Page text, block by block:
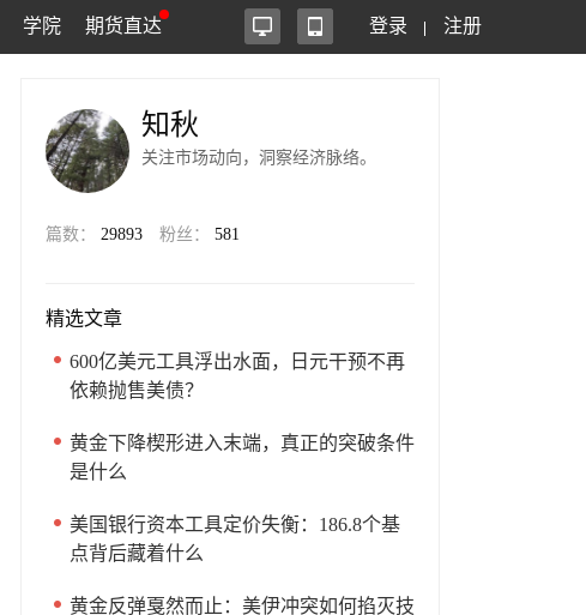
学院 期货直达 登录 注册
知秋
关注市场动向，洞察经济脉络。
篇数： 29893 粉丝： 581
精选文章
600亿美元工具浮出水面，日元干预不再
依赖抛售美债？
黄金下降楔形进入末端，真正的突破条件
是什么
美国银行资本工具定价失衡：186.8个基
点背后藏着什么
黄金反弹戛然而止：美伊冲突如何掐灭技